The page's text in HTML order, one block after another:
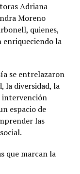
Adriana
Moreno
quienes,
enriqueciendo la
se entrelazaron
la diversidad, la
intervención
espacio de
las
que marcan la